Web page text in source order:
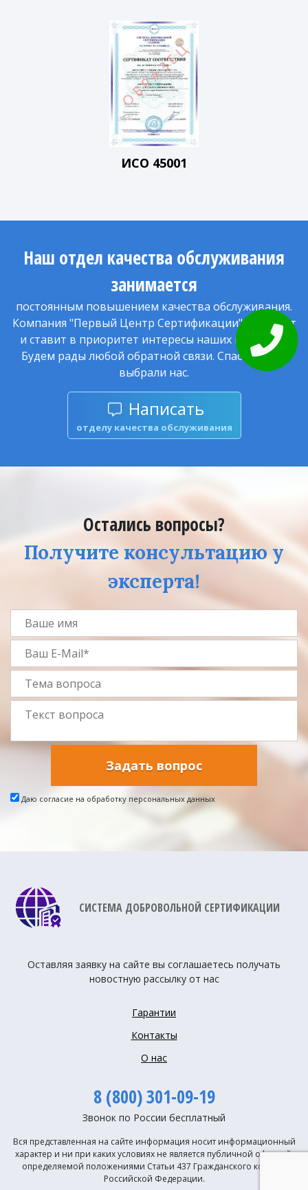
Закажите
звонок
ИСО 45001
Наш отдел качества обслуживания
занимается
постоянным повышением качества обслуживания.
Компания "Первый Центр Сертификации" работает
и ставит в приоритет интересы наших клиентов.
Будем рады любой обратной связи. Спасибо, что
выбрали нас.
Написать
отделу качества обслуживания
Остались вопросы?
Получите консультацию у
эксперта!
Задать вопрос
Даю согласие на обработку персональных данных
СИСТЕМА ДОБРОВОЛЬНОЙ СЕРТИФИКАЦИИ
Оставляя заявку на сайте вы соглашаетесь получать
новостную рассылку от нас
Гарантии
Контакты
О нас
8 (800) 301-09-19
Звонок по России бесплатный
Вся представленная на сайте информация носит информационный
характер и ни при каких условиях не является публичной офертой,
определяемой положениями Статьи 437 Гражданского кодекса
Российской Федерации.